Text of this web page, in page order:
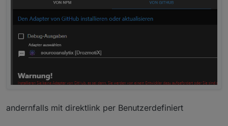
andernfalls mit direktlink per Benutzerdefiniert